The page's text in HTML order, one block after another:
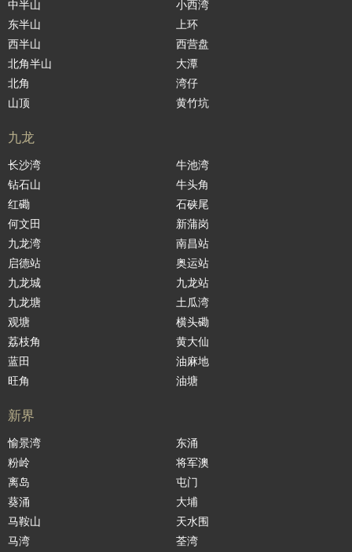
中半山
东半山
西半山
北角半山
北角
山顶
小西湾
上环
西营盘
大潭
湾仔
黄竹坑
九龙
长沙湾
钻石山
红磡
何文田
九龙湾
启德站
九龙城
九龙塘
观塘
荔枝角
蓝田
旺角
牛池湾
牛头角
石硖尾
新蒲岗
南昌站
奥运站
九龙站
土瓜湾
横头磡
黄大仙
油麻地
油塘
新界
愉景湾
粉岭
离岛
葵涌
马鞍山
马湾
东涌
将军澳
屯门
大埔
天水围
荃湾